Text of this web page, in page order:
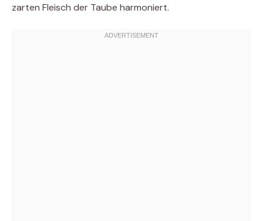
zarten Fleisch der Taube harmoniert.